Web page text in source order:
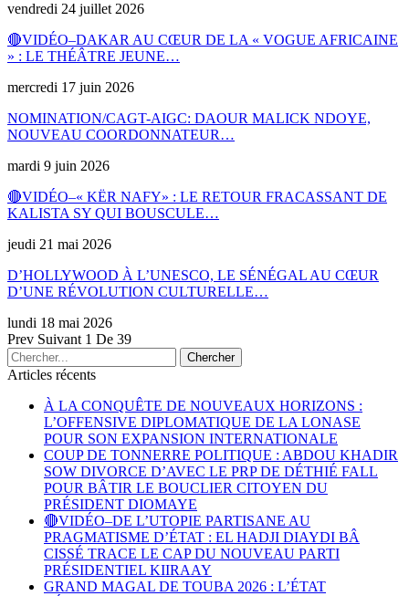
vendredi 24 juillet 2026
🔴VIDÉO–DAKAR AU CŒUR DE LA « VOGUE AFRICAINE
» : LE THÉÂTRE JEUNE…
mercredi 17 juin 2026
NOMINATION/CAGT-AIGC: DAOUR MALICK NDOYE,
NOUVEAU COORDONNATEUR…
mardi 9 juin 2026
🔴VIDÉO–« KËR NAFY» : LE RETOUR FRACASSANT DE
KALISTA SY QUI BOUSCULE…
jeudi 21 mai 2026
D’HOLLYWOOD À L’UNESCO, LE SÉNÉGAL AU CŒUR
D’UNE RÉVOLUTION CULTURELLE…
lundi 18 mai 2026
Prev Suivant 1 De 39
Articles récents
À LA CONQUÊTE DE NOUVEAUX HORIZONS :
L’OFFENSIVE DIPLOMATIQUE DE LA LONASE
POUR SON EXPANSION INTERNATIONALE
COUP DE TONNERRE POLITIQUE : ABDOU KHADIR
SOW DIVORCE D’AVEC LE PRP DE DÉTHIÉ FALL
POUR BÂTIR LE BOUCLIER CITOYEN DU
PRÉSIDENT DIOMAYE
🔴VIDÉO–DE L’UTOPIE PARTISANE AU
PRAGMATISME D’ÉTAT : EL HADJI DIAYDI BÂ
CISSÉ TRACE LE CAP DU NOUVEAU PARTI
PRÉSIDENTIEL KIIRAAY
GRAND MAGAL DE TOUBA 2026 : L’ÉTAT